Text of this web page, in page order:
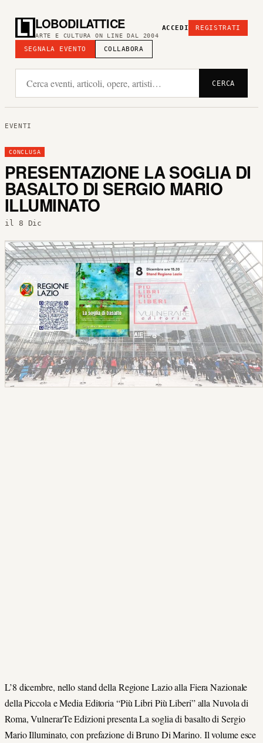
LOBODILATTICE
ARTE E CULTURA ON LINE DAL 2004
SEGNALA EVENTO COLLABORA
ACCEDI REGISTRATI
CERCA
EVENTI
CONCLUSA
PRESENTAZIONE LA SOGLIA DI
BASALTO DI SERGIO MARIO
ILLUMINATO
il 8 Dic
L’8 dicembre, nello stand della Regione Lazio alla Fiera Nazionale
della Piccola e Media Editoria “Più Libri Più Liberi” alla Nuvola di
Roma, VulnerarTe Edizioni presenta La soglia di basalto di Sergio
Mario Illuminato, con prefazione di Bruno Di Marino. Il volume esce